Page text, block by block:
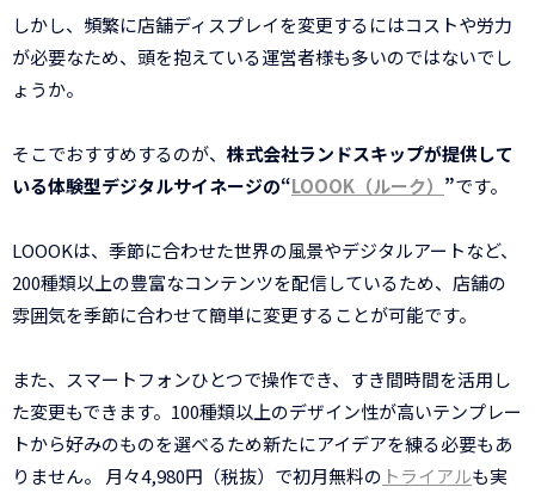
しかし、頻繁に店舗ディスプレイを変更するにはコストや労力
が必要なため、頭を抱えている運営者様も多いのではないでし
ょうか。
そこでおすすめするのが、 株式会社ランドスキップが提供して
いる体験型デジタルサイネージの“LOOOK（ルーク） ”です。
LOOOKは、季節に合わせた世界の風景やデジタルアートなど、
200種類以上の豊富なコンテンツを配信しているため、店舗の
雰囲気を季節に合わせて簡単に変更することが可能です。
また、スマートフォンひとつで操作でき、すき間時間を活用し
た変更もできます。100種類以上のデザイン性が高いテンプレー
トから好みのものを選べるため新たにアイデアを練る必要もあ
りません。 月々4,980円（税抜）で初月無料の トライアルも実